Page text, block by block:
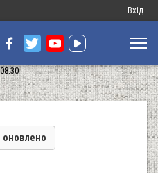
Меню
запису
Вхід
оновлено